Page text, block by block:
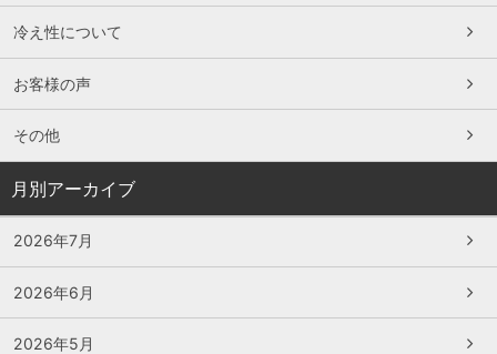
冷え性について
お客様の声
その他
月別アーカイブ
2026年7月
2026年6月
2026年5月